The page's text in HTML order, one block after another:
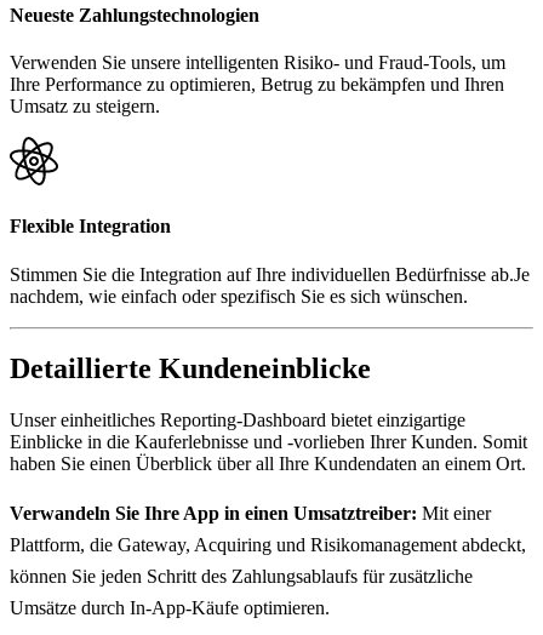
Neueste Zahlungstechnologien
Verwenden Sie unsere intelligenten Risiko- und Fraud-Tools, um
Ihre Performance zu optimieren, Betrug zu bekämpfen und Ihren
Umsatz zu steigern.
Flexible Integration
Stimmen Sie die Integration auf Ihre individuellen Bedürfnisse ab.Je
nachdem, wie einfach oder spezifisch Sie es sich wünschen.
Detaillierte Kundeneinblicke
Unser einheitliches Reporting-Dashboard bietet einzigartige
Einblicke in die Kauferlebnisse und -vorlieben Ihrer Kunden. Somit
haben Sie einen Überblick über all Ihre Kundendaten an einem Ort.
Verwandeln Sie Ihre App in einen Umsatztreiber: Mit einer
Plattform, die Gateway, Acquiring und Risikomanagement abdeckt,
können Sie jeden Schritt des Zahlungsablaufs für zusätzliche
Umsätze durch In-App-Käufe optimieren.